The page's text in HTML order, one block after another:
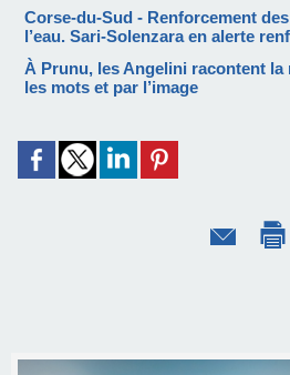
Corse-du-Sud - Renforcement
l’eau. Sari-Solenzara en alerte
À Prunu, les Angelini racontent la
les mots et par l’image